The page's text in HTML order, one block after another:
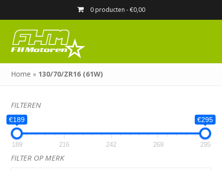
0 producten -€0,00
Home » 130/70/ZR16 (61W)
FILTEREN
€189 €295
189 216 242 269 295
FILTER OP MERK